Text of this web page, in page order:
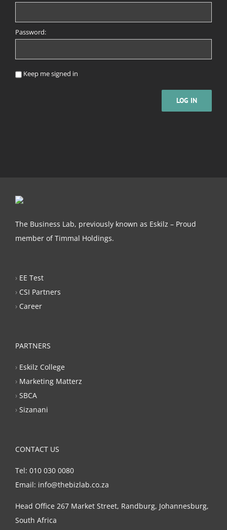
Password:
Keep me signed in
LOG IN
The Business Lab, previously known as Eskilz – Proud
member of Timmal Holdings.
› EE Test
› CSI Partners
› Career
PARTNERS
› Eskilz College
› Marketing Matterz
› SBCA
› Sizanani
CONTACT US
Tel: 010 030 0080
Email: info@thebizlab.co.za
Head Office 267 Market Street, Randburg, Johannesburg,
South Africa